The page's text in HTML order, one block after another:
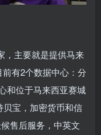
，主要就是提供马来
有2个数据中心：分
和位于马来西亚赛城
贝宝，加密货币和信
售后服务，中英文